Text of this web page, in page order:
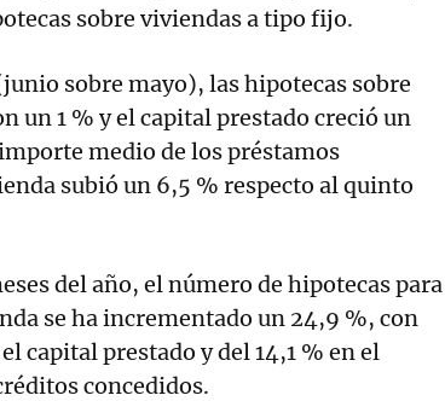
sobre viviendas a tipo fijo.
sobre mayo), las hipotecas sobre
un 1 % y el capital prestado creció un
medio de los préstamos
subió un 6,5 % respecto al quinto
del año, el número de hipotecas para
se ha incrementado un 24,9 %, con
capital prestado y del 14,1 % en el
concedidos.